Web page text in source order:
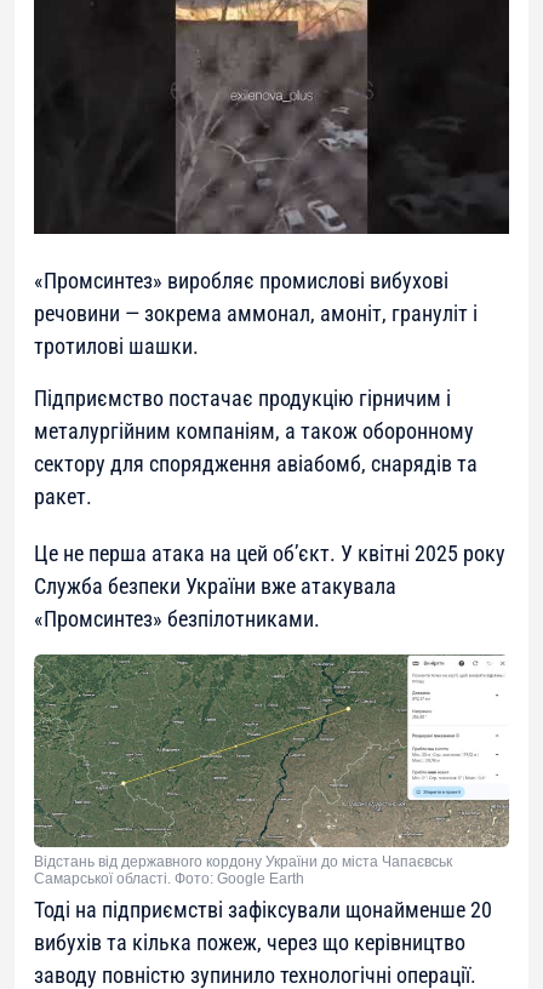
«Промсинтез» виробляє промислові вибухові
речовини — зокрема аммонал, амоніт, грануліт і
тротилові шашки.
Підприємство постачає продукцію гірничим і
металургійним компаніям, а також оборонному
сектору для спорядження авіабомб, снарядів та
ракет.
Це не перша атака на цей об’єкт. У квітні 2025 року
Служба безпеки України вже атакувала
«Промсинтез» безпілотниками.
Відстань від державного кордону України до міста Чапаєвськ
Самарської області. Фото: Google Earth
Тоді на підприємстві зафіксували щонайменше 20
вибухів та кілька пожеж, через що керівництво
заводу повністю зупинило технологічні операції.